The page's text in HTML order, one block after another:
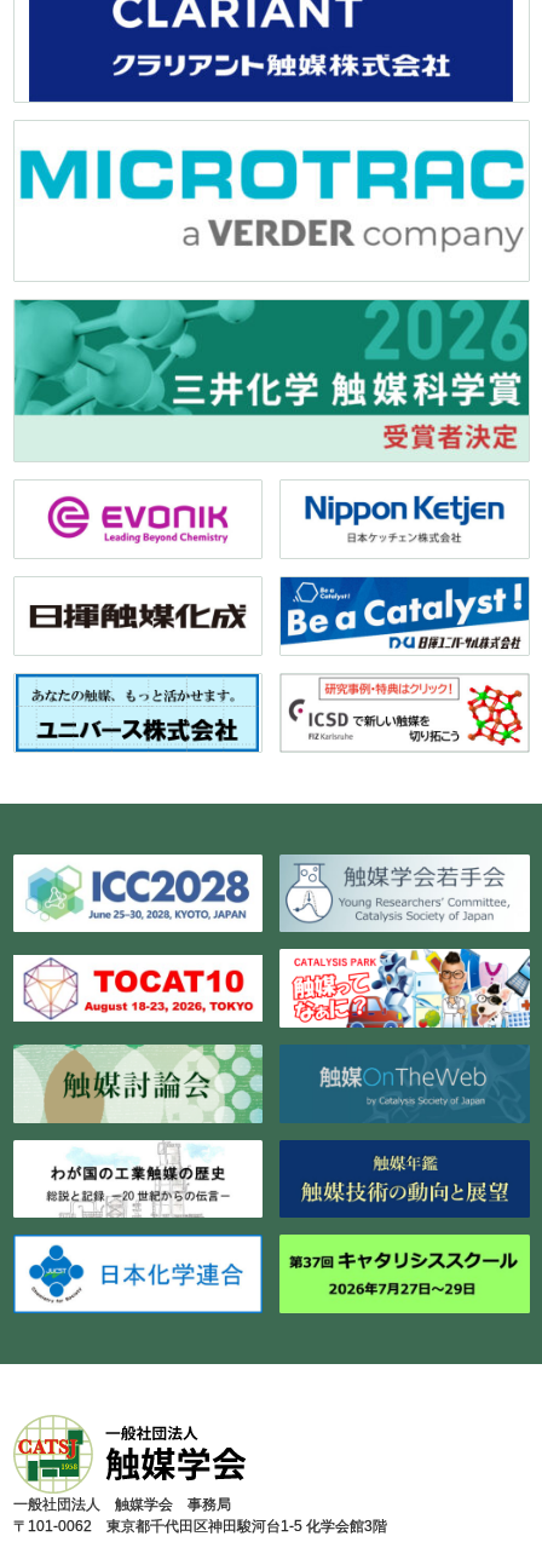
⼀般社団法⼈ 触媒学会 事務局
〒101-0062 東京都千代⽥区神⽥駿河台1-5 化学会館3階